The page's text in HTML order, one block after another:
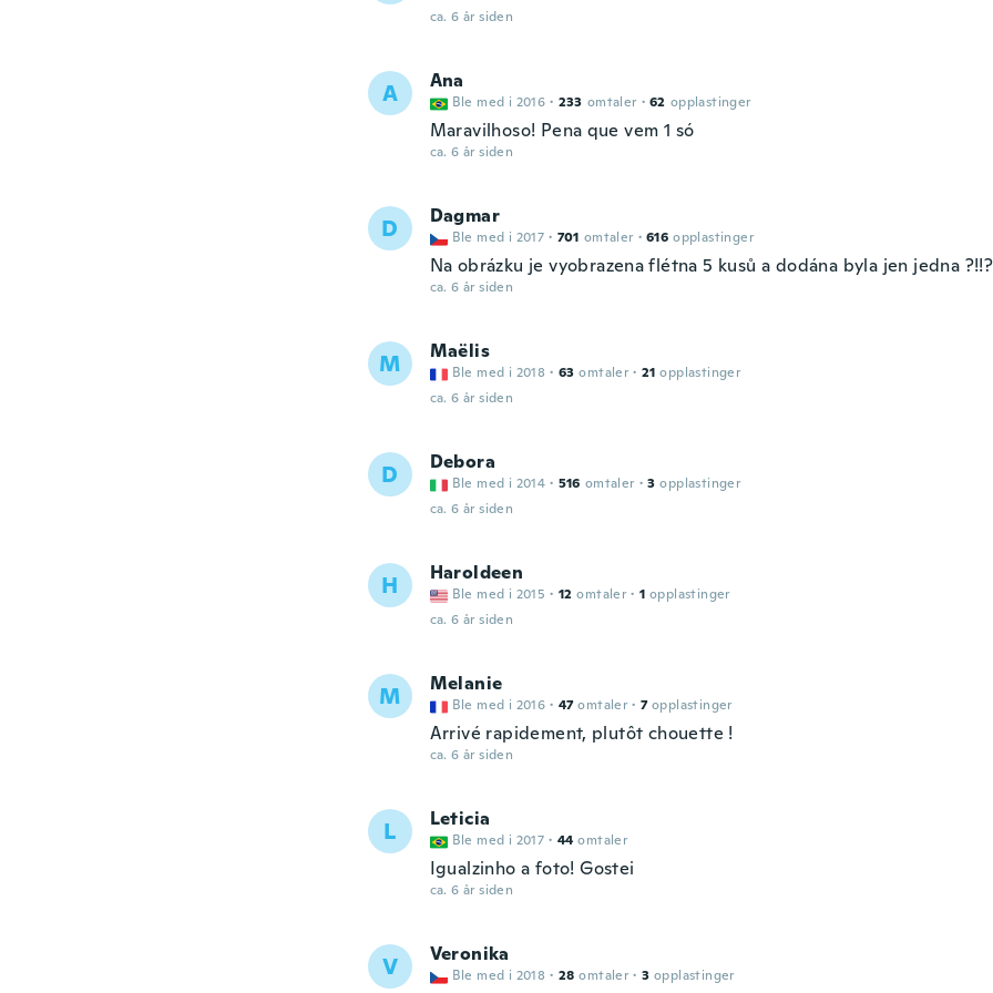
ca. 6 år siden
A Ana
Ble med i 2016 · 233 omtaler · 62 opplastinger
Maravilhoso! Pena que vem 1 só
ca. 6 år siden
D Dagmar
Ble med i 2017 · 701 omtaler · 616 opplastinger
Na obrázku je vyobrazena flétna 5 kusů a dodána byla jen jedna
ca. 6 år siden
M Maëlis
Ble med i 2018 · 63 omtaler · 21 opplastinger
ca. 6 år siden
D Debora
Ble med i 2014 · 516 omtaler · 3 opplastinger
ca. 6 år siden
H Haroldeen
Ble med i 2015 · 12 omtaler · 1 opplastinger
ca. 6 år siden
M Melanie
Ble med i 2016 · 47 omtaler · 7 opplastinger
Arrivé rapidement, plutôt chouette !
ca. 6 år siden
L Leticia
Ble med i 2017 · 44 omtaler
Igualzinho a foto! Gostei
ca. 6 år siden
V Veronika
Ble med i 2018 · 28 omtaler · 3 opplastinger